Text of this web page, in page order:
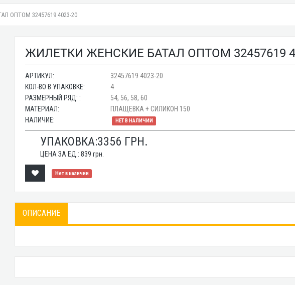
ОПТОМ 32457619 4023-20
ЖИЛЕТКИ ЖЕНСКИЕ БАТАЛ ОПТОМ 32457619
АРТИКУЛ:
32457619 4023-20
КОЛ-ВО В УПАКОВКЕ:
4
РАЗМЕРНЫЙ РЯД: :
54, 56, 58, 60
МАТЕРИАЛ:
ПЛАЩЕВКА + СИЛИКОН 150
НАЛИЧИЕ:
НЕТ В НАЛИЧИИ
УПАКОВКА:3356 ГРН.
ЦЕНА ЗА ЕД.:839 грн.
Нет в наличии
ОПИСАНИЕ